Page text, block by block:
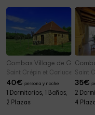
Combas Village de Gîtes-
Saint Crépin et Carlucet
40€ persona y noche
1 Dormitorios, 1 Baños,
2 Plazas
Saint
35€
2
4